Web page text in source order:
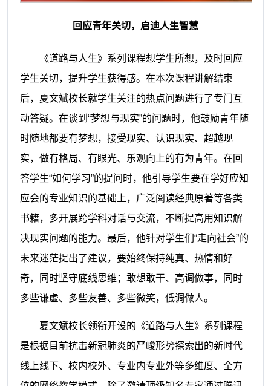
回应青年关切，启迪人生智慧
《道路与人生》系列课程想学生所想，及时回应
学生关切， 提升学生获得感。在本次课程讲解结束
后，夏文斌校长就学生关注的热点问题进行了专门互
动答疑。 在谈到 “梦想与现实”的问题时，他鼓励青年随
时随地都要有梦想，接受现实、认识现实、超越现
实，做有格局、有眼光、乐观向上的有为青年。在回
答学生“如何学习”的提问时，他引导学生要在学好应知
应会的专业知识的基础上，广泛阅读经典原著等各类
书籍，多开展跨学科对话与交流，不断提高用知识解
决现实问题的能力。最后，他针对学生们“走向社会”的
未来迷茫提出了建议，要始终保持纯真、热情和好
奇，同时坚守底线思维；敢想敢干、高调做事，同时
多些谦虚、多些友善、多些微笑，低调做人。
夏文斌校长领衔开设的《道路与人生》系列课程
是根据目前抗击新冠肺炎的严峻形势探索出的新时代
线上线下、校内校外、专业内专业外等多维度、全方